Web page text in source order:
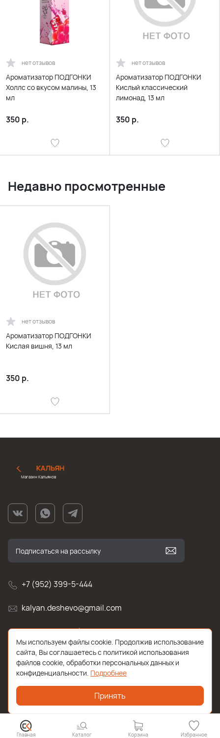
нет отзывов
Ароматизатор ПОДГОНКИ
Холлс со вкусом малины, 13
мл
350 р.
нет отзывов
Ароматизатор ПОДГОНКИ
Кислый классический
лимонад, 13 мл
350 р.
Недавно просмотренные
нет отзывов
Ароматизатор ПОДГОНКИ
Кислая вишня, 13 мл
350 р.
Магазин Кальянов
+7 (952) 399-5-444
kalyan.deshevo@gmail.com
г. Санкт-Петербург, улица Белы Куна , д.2к1
2026 © Все права защищены. Работает наReadyScript
Главная Каталог Корзина Избранное
Мы используем файлы cookie. Продолжив использование
сайта, Вы соглашаетесь с политикой использования
файлов cookie, обработки персональных данных и
конфиденциальности. Подробнее
Принять